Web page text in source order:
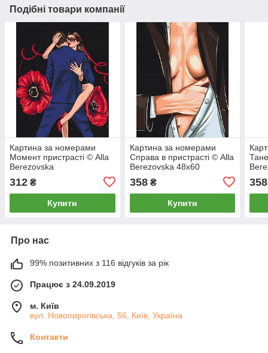
Подібні товари компанії
Картина за номерами
Момент пристрасті © Alla
Berezovska
312 ₴
Купити
Картина за номерами
Справа в пристрасті © Alla
Berezovska 48х60
358₴
Купити
358
Про нас
99% позитивних з 116 відгуків за рік
Працює з 24.09.2019
м. Київ
вул. Новопирогівська, 56, Київ, Україна
Контакти